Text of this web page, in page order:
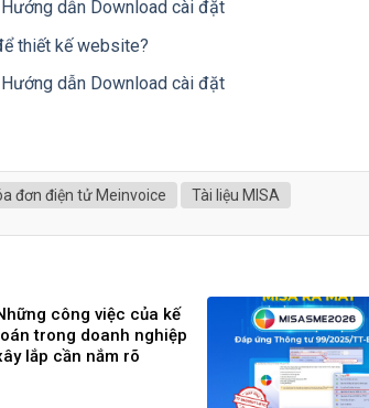
dẫn Download cài đặt
thiết kế website?
dẫn Download cài đặt
đơn điện tử Meinvoice Tài liệu MISA
công việc của kế
trong doanh nghiệp
lắp cần nắm rõ